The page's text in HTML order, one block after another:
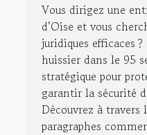
Vous dirigez une
d’Oise et vous
juridiques efficaces
huissier dans le 95
stratégique pour
garantir la sécurité
Découvrez à travers
paragraphes